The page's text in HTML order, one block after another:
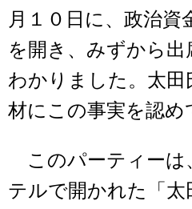
月１０日に、政治資
を開き、みずから
わかりました。太田
材にこの事実を認め
このパーティーは
テルで開かれた「